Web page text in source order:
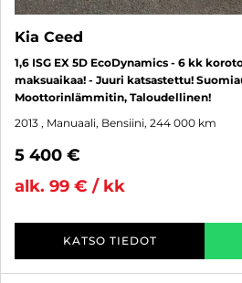
Kia Ceed
1,6 ISG EX 5D EcoDynamics - 6 kk
maksuaikaa! - Juuri katsastettu!
Moottorinlämmitin, Taloudellinen!
2013 , Manuaali, Bensiini, 244 000 km
5 400 €
alk. 99 € / kk
KATSO TIEDOT